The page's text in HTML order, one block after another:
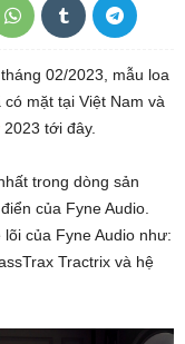
02/2023, mẫu loa
mặt tại Việt Nam và
2023 tới đây.
trong dòng sản
của Fyne Audio.
của Fyne Audio như:
Tractrix và hệ